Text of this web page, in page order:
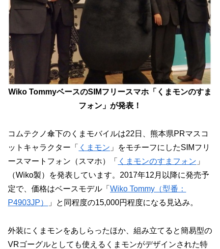
Wiko TommyベースのSIMフリースマホ「くまモンのすま
フォン」が発表！
コムテクノ傘下のくまモバイルは22日、熊本県PRマスコ
ットキャラクター「 くまモン 」をモチーフにしたSIMフリ
ースマートフォン（スマホ）「 くまモンのすまフォン 」
（Wiko製）を発表しています。2017年12月以降に発売予
定で、価格はベースモデル「 Wiko Tommy（型番：
P4903JP）
」と同程度の15,000円程度になる見込み。
外装にくまモンをあしらったほか、組み立てると簡易型の
VRゴーグルとしても使えるくまモンがデザインされた特